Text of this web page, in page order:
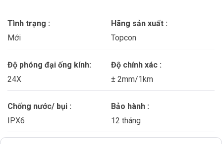
Tình trạng :
Mới
Hãng sản xuất :
Topcon
Độ phóng đại ống kính:
24X
Độ chính xác :
± 2mm/1km
Chống nước/ bụi :
IPX6
Bảo hành :
12 tháng